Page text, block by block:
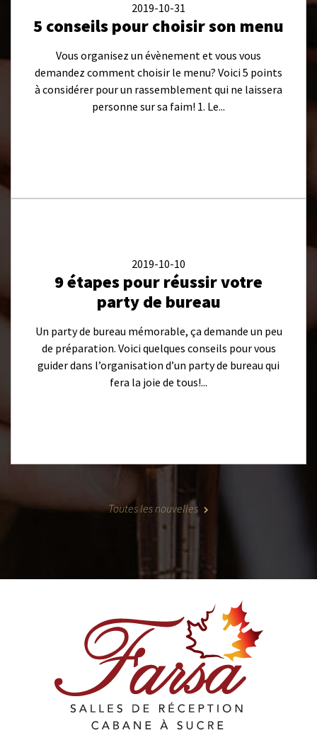
2019-10-31
5 conseils pour choisir son menu
Vous organisez un évènement et vous vous
demandez comment choisir le menu? Voici 5 points
à considérer pour un rassemblement qui ne laissera
personne sur sa faim! 1. Le...
2019-10-10
9 étapes pour réussir votre
party de bureau
Un party de bureau mémorable, ça demande un peu
de préparation. Voici quelques conseils pour vous
guider dans l’organisation d’un party de bureau qui
fera la joie de tous!...
Toutes les nouvelles